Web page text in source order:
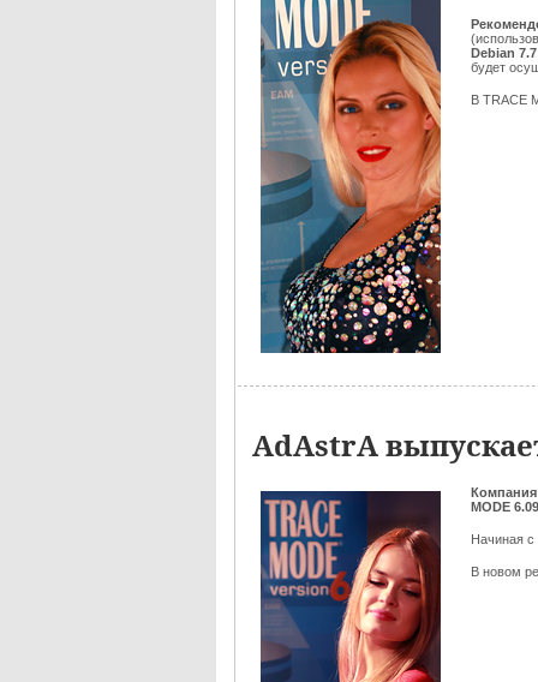
Debian 7.7
будет
В TRACE
AdAstrA
MODE 6.09
Начиная с
В новом